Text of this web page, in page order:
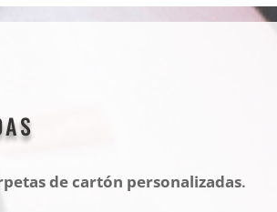
de cartón personalizadas.